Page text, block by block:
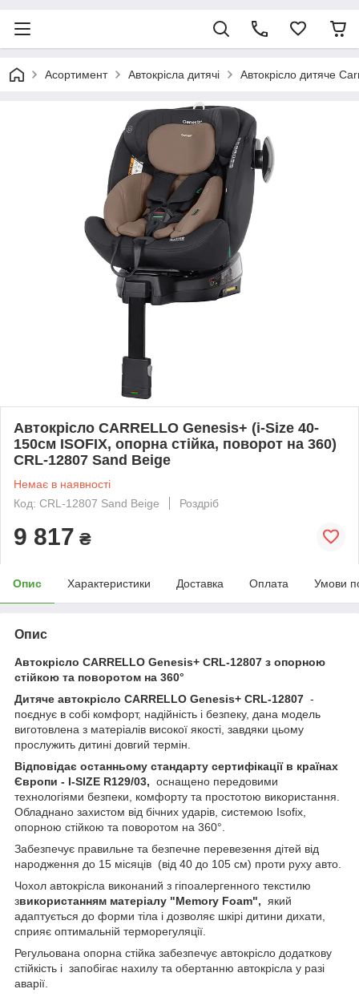
Асортимент Автокрісла дитячі Автокрісло дитяче
Автокрісло CARRELLO Genesis+ (i-Size 40-
150см ISOFIX, опорна стійка, поворот на 360)
CRL-12807 Sand Beige
Немає в наявності
Код: CRL-12807 Sand Beige
Роздріб
9 817 ₴
Опис Характеристики Доставка Оплата Умови
Опис
Автокрісло CARRELLO Genesis+ CRL-12807 з опорною
стійкою та поворотом на 360°
Дитяче автокрісло CARRELLO Genesis+ CRL-12807 -
поєднує в собі комфорт, надійність і безпеку, дана модель
виготовлена з матеріалів високої якості, завдяки цьому
прослужить дитині довгий термін.
Відповідає останньому стандарту сертифікації в країнах
Європи - I-SIZE R129/03, оснащено передовими
технологіями безпеки, комфорту та простотою використання.
Обладнано захистом від бічних ударів, системою Isofix,
опорною стійкою та поворотом на 360°.
Забезпечує правильне та безпечне перевезення дітей від
народження до 15 місяців (від 40 до 105 см) проти руху авто.
Чохол автокрісла виконаний з гіпоалергенного текстилю
звикористанням матеріалу "Memory Foam", який
адаптується до форми тіла і дозволяє шкірі дитини дихати,
сприяє оптимальній терморегуляції.
Регульована опорна стійка забезпечує автокрісло додаткову
стійкість і запобігає нахилу та обертанню автокрісла у разі
аварії.